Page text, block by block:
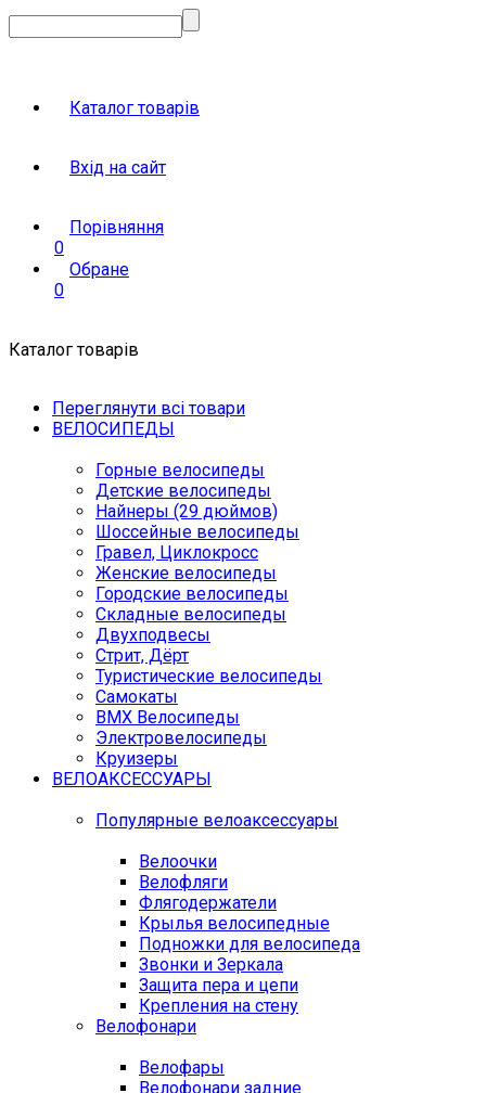
Каталог товарів
Вхід на сайт
Порівняння
0
Обране
0
Каталог товарів
Переглянути всі товари
ВЕЛОСИПЕДЫ
Горные велосипеды
Детские велосипеды
Найнеры (29 дюймов)
Шоссейные велосипеды
Гравел, Циклокросс
Женские велосипеды
Городcкие велосипеды
Складные велосипеды
Двухподвесы
Стрит, Дёрт
Туристические велосипеды
Самокаты
BMX Велосипеды
Электровелосипеды
Круизеры
ВЕЛОАКСЕССУАРЫ
Популярные велоаксессуары
Велоочки
Велофляги
Флягодержатели
Крылья велосипедные
Подножки для велосипеда
Звонки и Зеркала
Защита пера и цепи
Крепления на стену
Велофонари
Велофары
Велофонари задние